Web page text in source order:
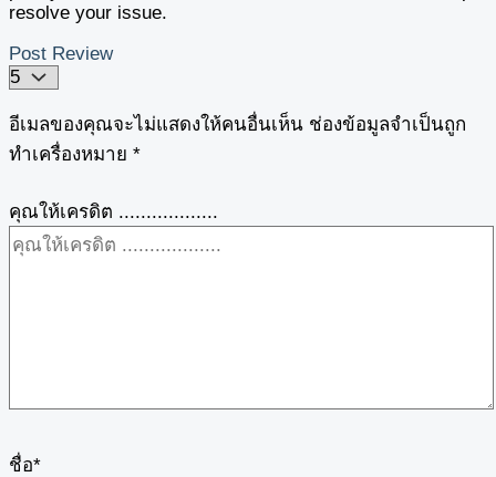
resolve your issue.
Post Review
อีเมลของคุณจะไม่แสดงให้คนอื่นเห็น ช่องข้อมูลจำเป็นถูก
ทำเครื่องหมาย *
คุณให้เครดิต ..................
ชื่อ*